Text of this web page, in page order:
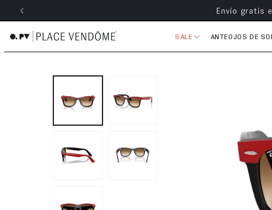
al contenido Envío gratis
SALE ANTEOJOS DE